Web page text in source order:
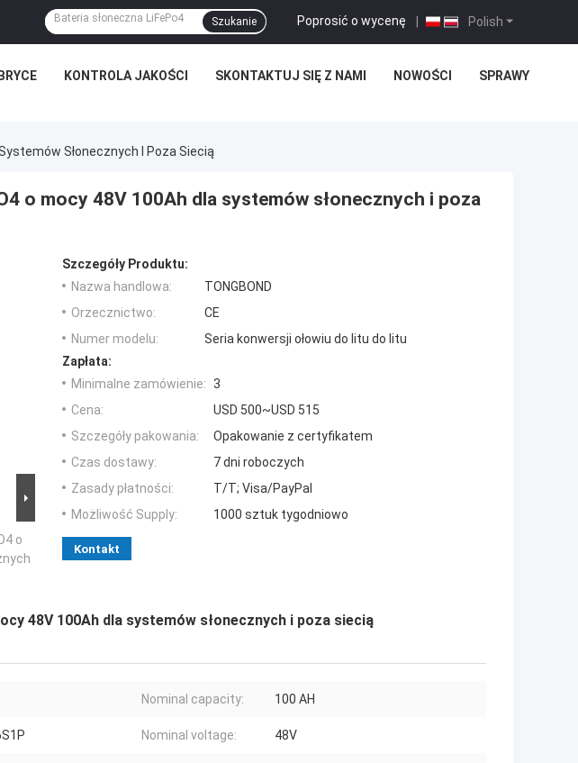
Polish
Poprosić o wycenę |
Szukanie
KONTROLA JAKOŚCI SKONTAKTUJ SIĘ Z NAMI NOWOŚCI SPRAWY
Słonecznych I Poza Siecią
o mocy 48V 100Ah dla systemów słonecznych i poza
o
Szczegóły Produktu:
Nazwa handlowa:
TONGBOND
Orzecznictwo:
CE
Numer modelu:
Seria konwersji ołowiu do litu do litu
Zapłata:
Minimalne zamówienie: 3
Cena:
USD 500~USD 515
Szczegóły pakowania:
Opakowanie z certyfikatem
Czas dostawy:
7 dni roboczych
Zasady płatności:
T/T; Visa/PayPal
Możliwość Supply:
1000 sztuk tygodniowo
Kontakt
48V 100Ah dla systemów słonecznych i poza siecią
Nominal capacity: 100 AH
Nominal voltage: 48V